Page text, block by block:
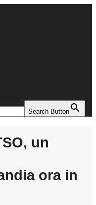
Search Button
un
ora in